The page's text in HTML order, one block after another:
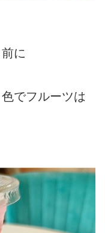
に
でフルーツは